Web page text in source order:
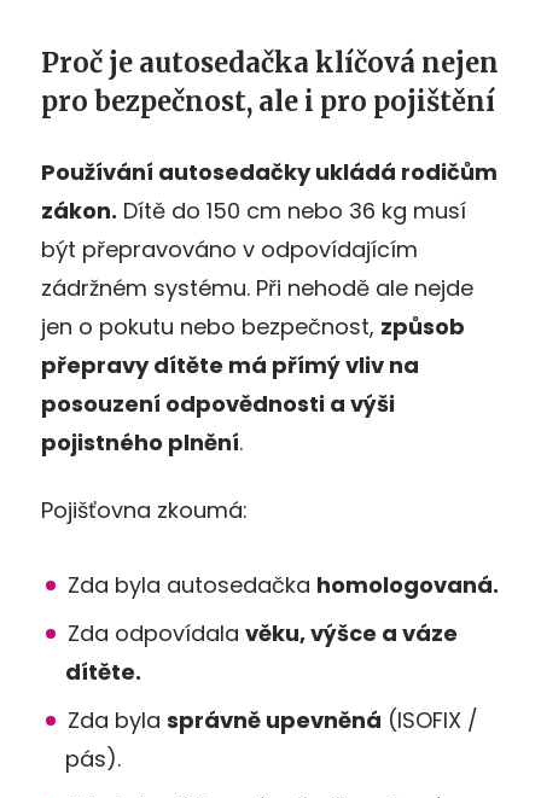
Proč je autosedačka klíčová nejen
pro bezpečnost, ale i pro pojištění
Používání autosedačky ukládá rodičům
zákon. Dítě do 150 cm nebo 36 kg musí
být přepravováno v odpovídajícím
zádržném systému. Při nehodě ale nejde
jen o pokutu nebo bezpečnost, způsob
přepravy dítěte má přímý vliv na
posouzení odpovědnosti a výši
pojistného plnění.
Pojišťovna zkoumá:
Zda byla autosedačka homologovaná.
Zda odpovídala věku, výšce a váze
dítěte.
Zda byla správně upevněná (ISOFIX /
pás).